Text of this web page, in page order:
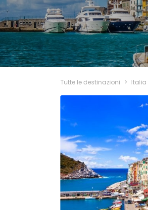
Tutte le destinazioni > Italia